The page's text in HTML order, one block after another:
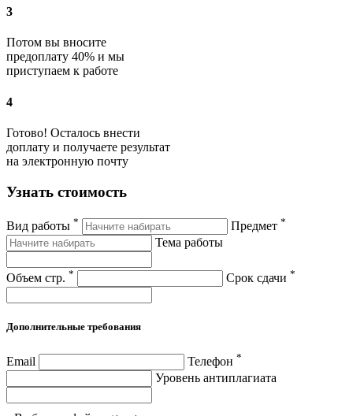
3
Потом вы вносите
предоплату 40% и мы
приступаем к работе
4
Готово! Осталось внести
доплату и получаете результат
на электронную почту
Узнать стоимость
Вид работы * Предмет *
Тема работы
Объем стр. * Срок сдачи *
Дополнительные требования
Email Телефон *
Уровень антиплагиата